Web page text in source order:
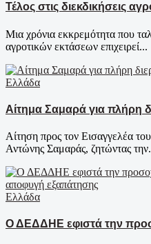
Τέλος στις διεκδικήσεις
Μια χρόνια εκκρεμότητα που
αγροτικών εκτάσεων επιχειρεί...
Ελλάδα
Αίτημα Σαμαρά για πλήρη
Αίτηση προς τον Εισαγγελέα
Αντώνης Σαμαράς, ζητώντας
Ελλάδα
Ο ΔΕΔΔΗΕ εφιστά την